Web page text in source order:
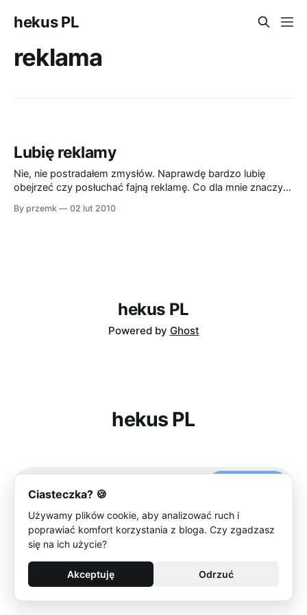
Ciasteczka? 🍪
Używamy plików cookie, aby analizować ruch i
poprawiać komfort korzystania z bloga. Czy zgadzasz
się na ich użycie?
Akceptuję Odrzuć
hekus PL
reklama
Lubię reklamy
Nie, nie postradałem zmysłów. Naprawdę bardzo lubię
obejrzeć czy posłuchać fajną reklamę. Co dla mnie znaczy
ładnie nakręcona, czy ma fajny scenariusz. Ma mieć to coś,
By przemk 02 lut 2010
hekus PL
Powered by Ghost
hekus PL